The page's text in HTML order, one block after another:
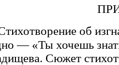
об
— «Ты хочешь
Сюжет